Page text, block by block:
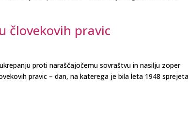
človekovih pravic
proti naraščajočemu sovraštvu in nasilju zoper
pravic – dan, na katerega je bila leta 1948 sprejeta